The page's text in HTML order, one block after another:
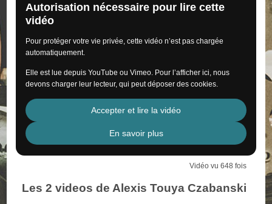
Autorisation nécessaire pour lire cette
vidéo
Pour protéger votre vie privée, cette vidéo n’est pas chargée
automatiquement.
Elle est lue depuis YouTube ou Vimeo. Pour l’afficher ici, nous
devons charger leur lecteur, qui peut déposer des cookies.
Accepter et lire la vidéo
En savoir plus
Vidéo vu 648 fois
Les 2 videos de Alexis Touya Czabanski